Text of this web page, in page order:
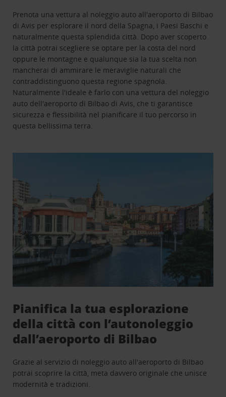
Prenota una vettura al noleggio auto all'aeroporto di Bilbao
di Avis per esplorare il nord della Spagna, i Paesi Baschi e
naturalmente questa splendida città. Dopo aver scoperto
la città potrai scegliere se optare per la costa del nord
oppure le montagne e qualunque sia la tua scelta non
mancherai di ammirare le meraviglie naturali che
contraddistinguono questa regione spagnola.
Naturalmente l'ideale è farlo con una vettura del noleggio
auto dell'aeroporto di Bilbao di Avis, che ti garantisce
sicurezza e flessibilità nel pianificare il tuo percorso in
questa bellissima terra.
Pianifica la tua esplorazione
della città con l’autonoleggio
dall’aeroporto di Bilbao
Grazie al servizio di noleggio auto all'aeroporto di Bilbao
potrai scoprire la città, meta davvero originale che unisce
modernità e tradizioni.